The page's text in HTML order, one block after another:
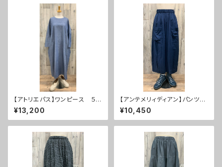
【アトリエパス】ワンピース ５
０％ＯＦＦ
¥13,200
【アンテメリィディアン】パンツ
５０％ＯＦＦ
¥10,450